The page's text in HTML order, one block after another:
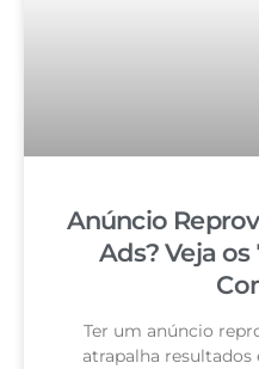
Anúncio
Ads? Veja
Ter um anúncio
atrapalha